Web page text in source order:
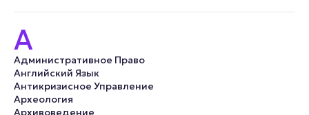
А
Административное Право
Английский Язык
Антикризисное Управление
Археология